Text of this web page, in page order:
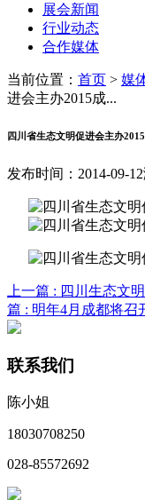
展会新闻
行业动态
合作媒体
当前位置： 首页 > 媒
进会主办2015成...
四川省生态文明促进会主办
发布时间：2014-09-12
上一篇 : 四川生态文
篇 : 明年4月成都将召
联系我们
陈小姐
18030708250
028-85572692